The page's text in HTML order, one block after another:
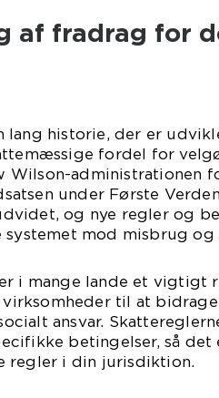
af fradrag for
lang historie, der er
fordel for
Wilson-administrationen
under Første
og nye regler og
mod misbrug og
i mange lande et vigtigt
til at
ansvar.
betingelser, så
regler i din jurisdiktion.